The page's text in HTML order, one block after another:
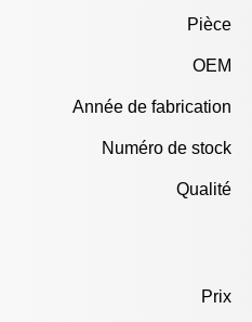
Pièce
OEM
Année de fabrication
Numéro de stock
Qualité
Prix